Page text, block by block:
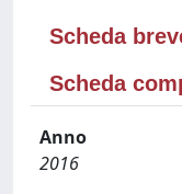
Scheda
Scheda
Anno
2016